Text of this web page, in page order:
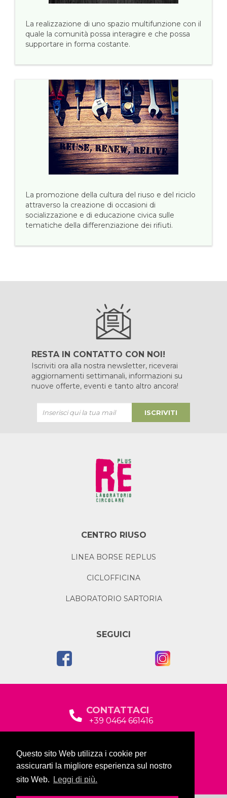
Questo sito Web utilizza i cookie per
assicurarti la migliore esperienza sul nostro
sito Web.
Leggi di più.
La realizzazione di uno spazio multifunzione con il
quale la comunità possa interagire e che possa
supportare in forma costante.
La promozione della cultura del riuso e del riciclo
attraverso la creazione di occasioni di
socializzazione e di educazione civica sulle
tematiche della differenziazione dei rifiuti.
RESTA IN CONTATTO CON NOI!
Iscriviti ora alla nostra newsletter, riceverai
aggiornamenti settimanali, informazioni su
nuove offerte, eventi e tanto altro ancora!
ISCRIVITI
CENTRO RIUSO
LINEA BORSE REPLUS
CICLOFFICINA
LABORATORIO SARTORIA
SEGUICI
CONTATTACI
+39 0464 661416
Via Baltera, 19
38066 Riva del Garda (TN)